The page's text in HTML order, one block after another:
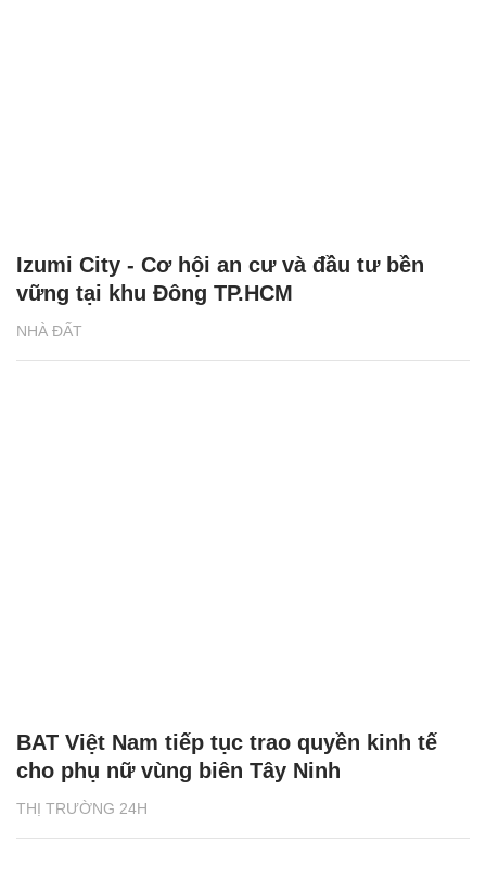
NHÀ ĐẤT
Izumi City - Cơ hội an cư và đầu tư bền
vững tại khu Đông TP.HCM
THỊ TRƯỜNG 24H
BAT Việt Nam tiếp tục trao quyền kinh tế
cho phụ nữ vùng biên Tây Ninh